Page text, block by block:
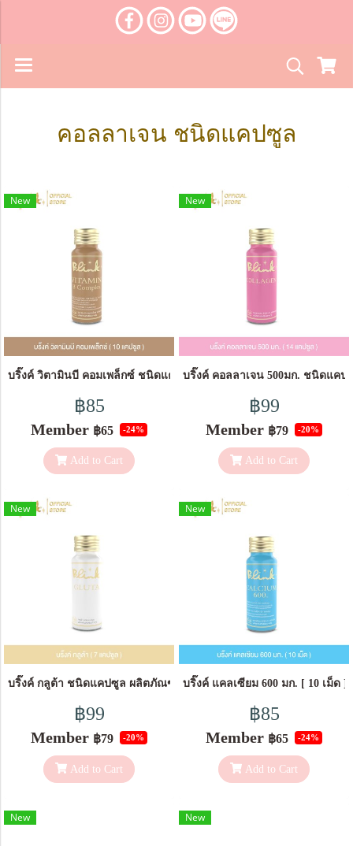
คอลลาเจน ชนิดแคปซูล
New
บริ๊งค์ วิตามินบี คอมเพล็กซ์ ชนิดแคปซูล ผลิตภัณฑ์เสริมอาหาร [ 10 แค
฿85
Member ฿65 -24%
Add to Cart
New
บริ๊งค์ คอลลาเจน 500มก. ชนิดแค
฿99
Member ฿79 -20%
Add to Cart
New
บริ๊งค์ กลูต้า ชนิดแคปซูล ผลิตภัณฑ์เสริมอาหาร [ 7 แคปซูล ]
฿99
Member ฿79 -20%
Add to Cart
New
บริ๊งค์ แคลเซียม 600 มก. [ 10 เม็ด ]
฿85
Member ฿65 -24%
Add to Cart
New New